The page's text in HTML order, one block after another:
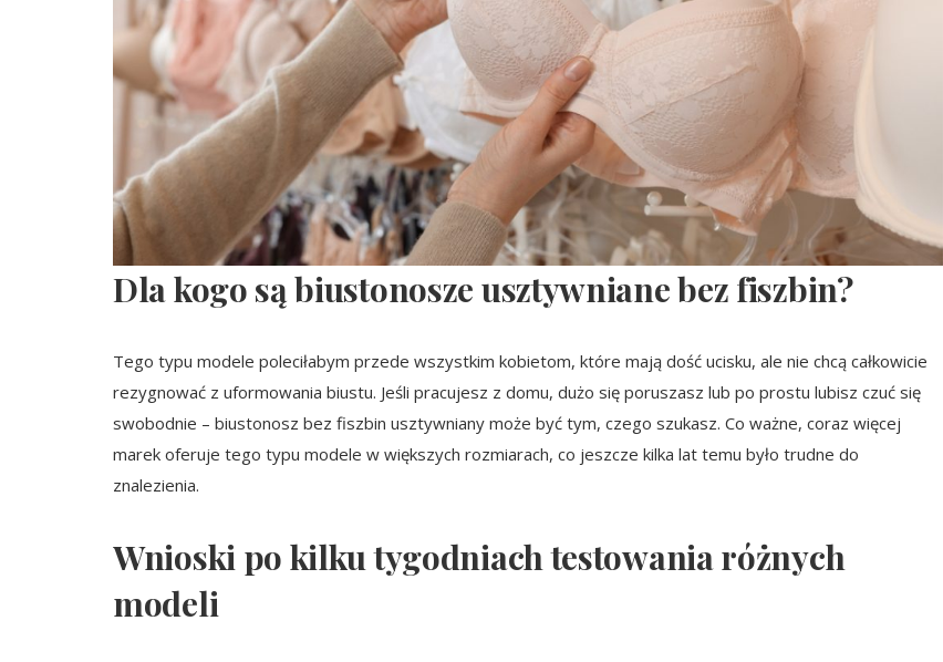
Dla kogo są biustonosze usztywniane bez fiszbin?
Tego typu modele poleciłabym przede wszystkim kobietom, które mają dość ucisku, ale nie chcą całkowicie
rezygnować z uformowania biustu. Jeśli pracujesz z domu, dużo się poruszasz lub po prostu lubisz czuć się
swobodnie – biustonosz bez fiszbin usztywniany może być tym, czego szukasz. Co ważne, coraz więcej
marek oferuje tego typu modele w większych rozmiarach, co jeszcze kilka lat temu było trudne do
znalezienia.
Wnioski po kilku tygodniach testowania różnych
modeli